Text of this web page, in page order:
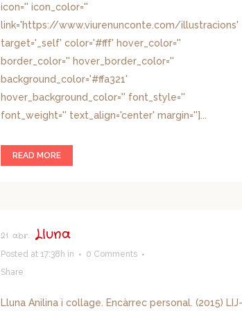
icon='' icon_color=''
link='https://www.viurenunconte.com/illustracions'
target='_self' color='#fff' hover_color=''
border_color='' hover_border_color=''
background_color='#ffa321'
hover_background_color='' font_style=''
font_weight='' text_align='center' margin='']...
READ MORE
21 abr. Lluna
Posted at 17:38h in
0 Comments
Share
Lluna Anilina i collage. Encàrrec personal. (2015) LIJ-